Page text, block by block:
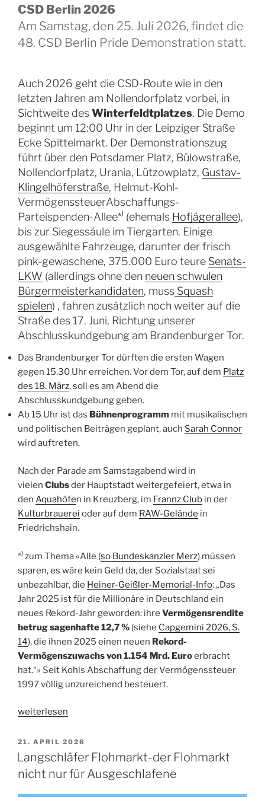
n
p
m
e m ss g
er
a
n
dl
y
c
h
CSD Berlin 2026
Am Samstag, den 25. Juli 2026, findet die
48. CSD Berlin Pride Demonstration statt.
Auch 2026 geht die CSD-Route wie in den
letzten Jahren am Nollendorfplatz vorbei, in
Sichtweite desWinter­feldt­platzes. Die Demo
beginnt um 12:00 Uhr in der Leipziger Straße
Ecke Spittelmarkt. Der Demonstrationszug
führt über den Potsdamer Platz, Bülowstraße,
Nollendorfplatz, Urania, Lützowplatz, Gustav-
Klingelhöferstraße, Helmut-Kohl-
VermögenssteuerAbschaffungs-
Parteispenden-Allee*⁾ (ehemals Hofjägerallee),
bis zur Siegessäule im Tiergarten. Einige
ausgewählte Fahrzeuge, darunter der frisch
pink-gewaschene, 375.000 Euro teure Senats-
LKW (allerdings ohne den neuen schwulen
Bürgermeisterkandidaten, muss Squash
spielen) , fahren zusätzlich noch weiter auf die
Straße des 17. Juni, Richtung unserer
Abschlusskundgebung am Brandenburger Tor.
Das Brandenburger Tor dürften die ersten Wagen
gegen 15.30 Uhr erreichen. Vor dem Tor, auf dem Platz
des 18. März, soll es am Abend die
Abschlusskundgebung geben.
Ab 15 Uhr ist das Bühnenprogramm mit musikalischen
und politischen Beiträgen geplant, auch Sarah Connor
wird auftreten.
Nach der Parade am Samstagabend wird in
vielen Clubsder Hauptstadt weitergefeiert, etwa in
den Aquahöfen in Kreuzberg, im Frannz Club in der
Kulturbrauerei oder auf dem RAW-Gelände in
Friedrichshain.
*⁾ zum Thema «Alle (so Bundeskanzler Merz) müssen
sparen, es wäre kein Geld da, der Sozialstaat sei
unbezahlbar, die Heiner-Geißler-Memorial-Info: „Das
Jahr 2025 ist für die Millionäre in Deutschland ein
neues Rekord-Jahr geworden: ihre Vermögensrendite
betrug sagenhafte 12,7 % (siehe Capgemini 2026, S.
14), die ihnen 2025 einen neuen Rekord-
Vermögenszuwachs von 1.154 Mrd. Euroerbracht
hat.“» Seit Kohls Abschaffung der Vermögenssteuer
1997 völlig unzureichend besteuert.
„Christopher-
Day-
Demo“
weiterlesen
VERÖFFENTLICHT
AM
21. APRIL 2026
Langschläfer Flohmarkt-der Flohmarkt
nicht nur für Ausgeschlafene